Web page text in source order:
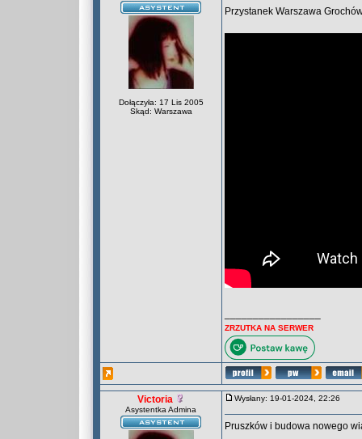
Dołączyła: 17 Lis 2005
Skąd: Warszawa
Przystanek Warszawa
ZRZUTKA NA SERWER
Victoria
Asystentka Admina
Wysłany: 19-01-2024, 22:26
Pruszków i budowa nowego